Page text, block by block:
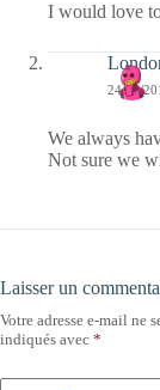
I would love
24/10/
We always
Not sure we
Laisser un
Votre adresse e-mail ne
indiqués avec *